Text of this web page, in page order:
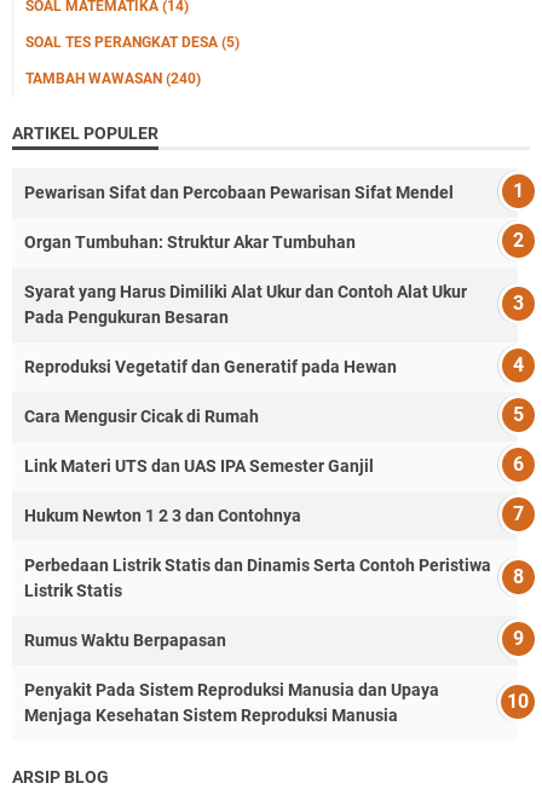
SOAL MATEMATIKA (14)
SOAL TES PERANGKAT DESA (5)
TAMBAH WAWASAN (240)
ARTIKEL POPULER
Pewarisan Sifat dan Percobaan Pewarisan Sifat Mendel
Organ Tumbuhan: Struktur Akar Tumbuhan
Syarat yang Harus Dimiliki Alat Ukur dan Contoh Alat Ukur
Pada Pengukuran Besaran
Reproduksi Vegetatif dan Generatif pada Hewan
Cara Mengusir Cicak di Rumah
Link Materi UTS dan UAS IPA Semester Ganjil
Hukum Newton 1 2 3 dan Contohnya
Perbedaan Listrik Statis dan Dinamis Serta Contoh Peristiwa
Listrik Statis
Rumus Waktu Berpapasan
Penyakit Pada Sistem Reproduksi Manusia dan Upaya
Menjaga Kesehatan Sistem Reproduksi Manusia
ARSIP BLOG